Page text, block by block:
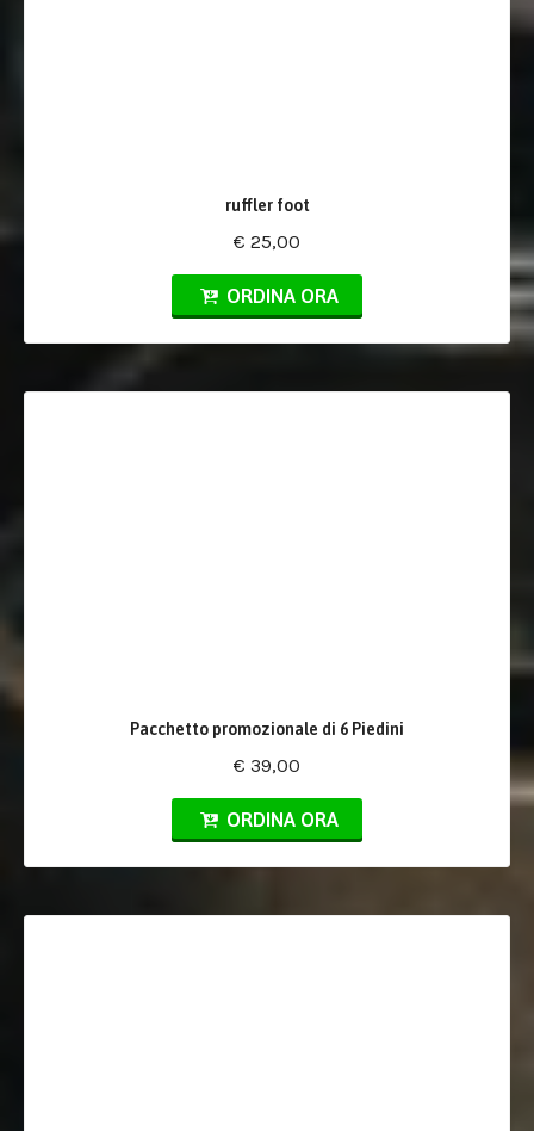
ruffler foot
€ 25,00
ORDINA ORA
Pacchetto promozionale di 6 Piedini
€ 39,00
ORDINA ORA